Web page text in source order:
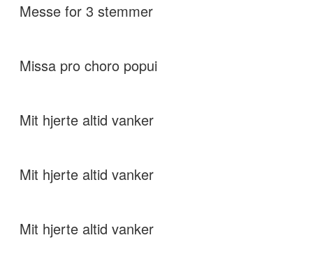
Messe for 3 stemmer
Missa pro choro popui
Mit hjerte altid vanker
Mit hjerte altid vanker
Mit hjerte altid vanker